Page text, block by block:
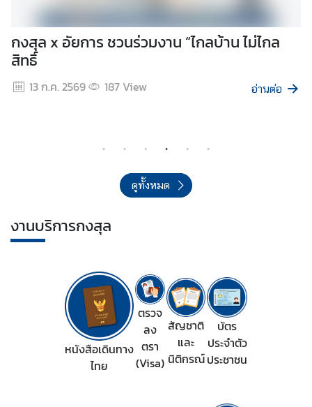
ท
ย
ต
า
(
าน ไม่ไกล
อ่านต่อ
พิธีถวายสักการะและลงนามถวายคว
นทิราเทพยวดี กรมหลวงราชสาริณี
วัชรราชธิดา
ดูทั้งหมด
งานบริการกงสุล
หนังสือเดินทาง
ไทย
ตรวจ
ลง
ตรา
(Visa)
สัญชาติ
และ
นิติกรณ์
บัตร
ประจำตัว
ประชาชน